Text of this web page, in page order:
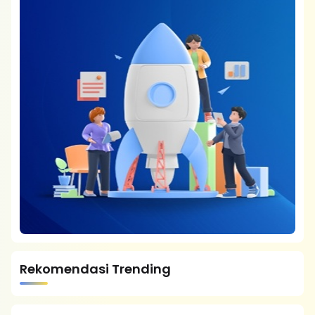
Rekomendasi Trending